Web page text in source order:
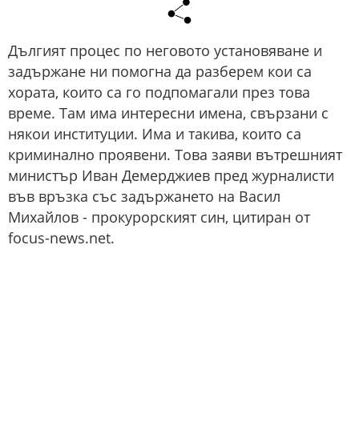
Дългият процес по неговото установяване и
задържане ни помогна да разберем кои са
хората, които са го подпомагали през това
време. Там има интересни имена, свързани с
някои институции. Има и такива, които са
криминално проявени. Това заяви вътрешният
министър Иван Демерджиев пред журналисти
във връзка със задържането на Васил
Михайлов - прокурорският син, цитиран от
focus-news.net.